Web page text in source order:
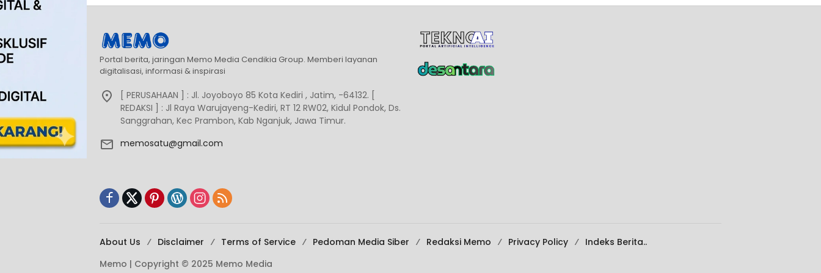
Portal berita, jaringan Memo Media Cendikia Group. Memberi layanan
digitalisasi, informasi & inspirasi
[ PERUSAHAAN ] : Jl. Joyoboyo 85 Kota Kediri , Jatim, -64132. [
REDAKSI ] : Jl Raya Warujayeng-Kediri, RT 12 RW02, Kidul Pondok, Ds.
Sanggrahan, Kec Prambon, Kab Nganjuk, Jawa Timur.
memosatu@gmail.com
About Us Disclaimer Terms of Service Pedoman Media Siber Redaksi Memo Privacy Policy
Indeks Berita..
Memo | Copyright © 2025 Memo Media